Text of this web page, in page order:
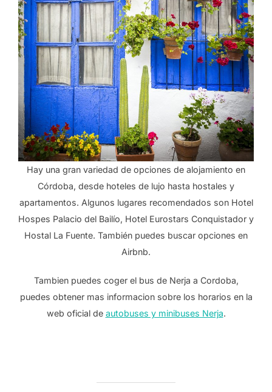
Hay una gran variedad de opciones de alojamiento en
Córdoba, desde hoteles de lujo hasta hostales y
apartamentos. Algunos lugares recomendados son Hotel
Hospes Palacio del Bailío, Hotel Eurostars Conquistador y
Hostal La Fuente. También puedes buscar opciones en
Airbnb.
Tambien puedes coger el bus de Nerja a Cordoba,
puedes obtener mas informacion sobre los horarios en la
web oficial de autobuses y minibuses Nerja.